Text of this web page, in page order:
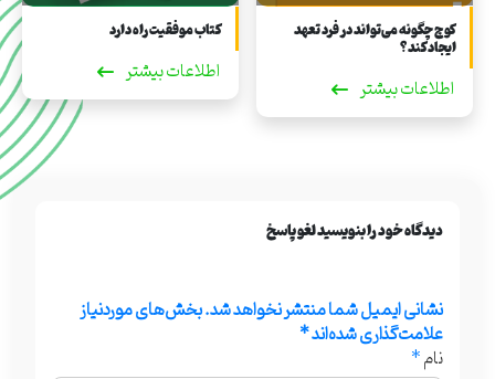
کوچ چگونه می‌تواند در فرد تعهد
ایجاد کند؟
اطلاعات بیشتر
کتاب موفقیت راه دارد
اطلاعات بیشتر
دیدگاه خود را بنویسید لغو پاسخ
نشانی ایمیل شما منتشر نخواهد شد.بخش‌های موردنیاز
علامت‌گذاری شده‌اند*
نام*